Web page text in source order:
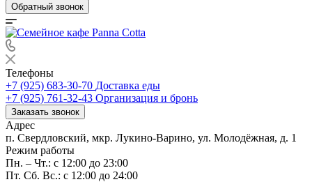
Обратный звонок
Телефоны
+7 (925) 683-30-70 Доставка еды
+7 (925) 761-32-43 Организация и бронь
Заказать звонок
Адрес
п. Свердловский, мкр. Лукино-Варино, ул. Молодёжная, д. 1
Режим работы
Пн. – Чт.: с 12:00 до 23:00
Пт. Сб. Вс.: с 12:00 до 24:00